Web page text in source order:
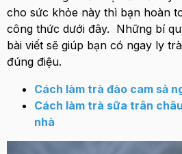
cho sức khỏe này thì bạn hoàn
công thức dưới đây. Những bí
bài viết sẽ giúp bạn có ngay ly
đúng điệu.
Cách làm trà đào cam sả
Cách làm trà sữa trân
nhà